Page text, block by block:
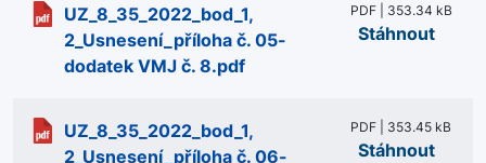
UZ_8_35_2022_bod_1,
2_Usnesení_příloha č. 05-
dodatek VMJ č. 8.pdf
PDF | 353.34 kB
Stáhnout
UZ_8_35_2022_bod_1,
2_Usnesení_příloha č. 06-
PDF | 353.45 kB
Stáhnout